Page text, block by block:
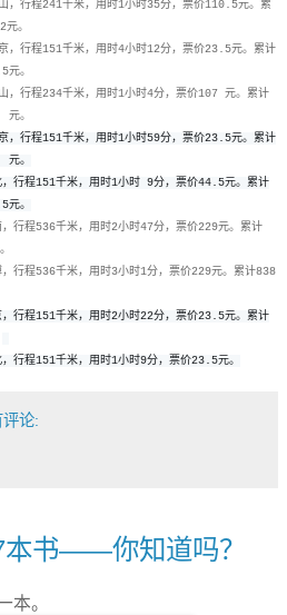
行程241千米，用时1小时35分，票价110.5元。累
。
行程151千米，用时4小时12分，票价23.5元。累计
元。
行程234千米，用时1小时4分，票价107 元。累计
。
，行程151千米，用时1小时59分，票价23.5元。累计
元。
，行程151千米，用时1小时 9分，票价44.5元。累计
元。
，行程536千米，用时2小时47分，票价229元。累计
，行程536千米，用时3小时1分，票价229元。累计838
程151千米，用时2小时22分，票价23.5元。累计
行程151千米，用时1小时9分，票价23.5元。
论:
本书——你知道吗？
本。